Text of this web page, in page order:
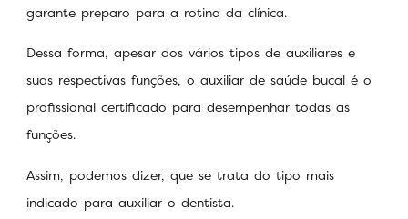
garante preparo para a rotina da clínica.
Dessa forma, apesar dos vários tipos de auxiliares e
suas respectivas funções, o auxiliar de saúde bucal é o
profissional certificado para desempenhar todas as
funções.
Assim, podemos dizer, que se trata do tipo mais
indicado para auxiliar o dentista.